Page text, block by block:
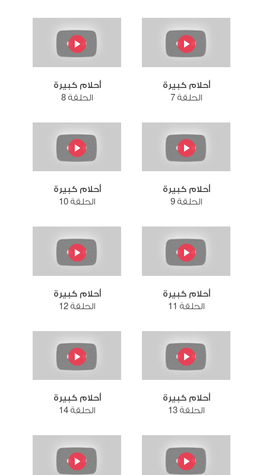
أحلام كبيرة
الحلقة 7
أحلام كبيرة
الحلقة 8
أحلام كبيرة
الحلقة 9
أحلام كبيرة
الحلقة 10
أحلام كبيرة
الحلقة 11
أحلام كبيرة
الحلقة 12
أحلام كبيرة
الحلقة 13
أحلام كبيرة
الحلقة 14